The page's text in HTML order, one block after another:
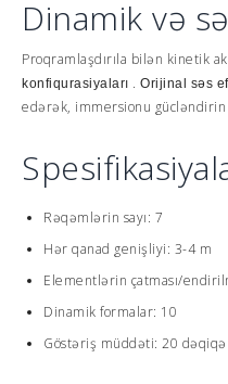
Dinamik və
Proqramlaşdırıla bilən kinetik
konfiqurasiyaları . Orijinal səs
edərək, immersionu gücləndirin
Rəqəmlərin sayı: 7
Hər qanad genişliyi: 3-4 m
Elementlərin çatması/
Dinamik formalar: 10
Göstəriş müddəti: 20